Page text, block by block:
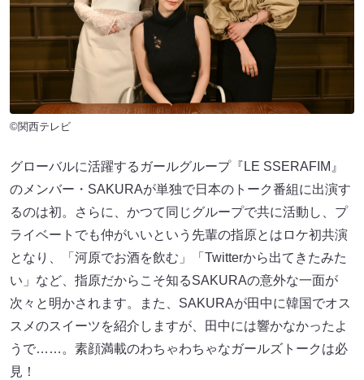
©関西テレビ
グローバルに活躍するガールグループ『LE SSERAFIM』
のメンバー・SAKURAが単独で日本のトーク番組に出演す
るのは初。さらに、かつて同じグループで共に活動し、プ
ライベートでも仲がいいという先輩の指原とはロケ初共演
となり、「河原でお酒を飲む」「Twitterから出てきたみた
い」など、指原だからこそ知るSAKURAの意外な一面が
次々と明かされます。また、SAKURAが田中に韓国でオス
スメのスイーツを紹介しますが、田中には響かなかったよ
うで……。素顔満載のわちゃわちゃなガールズトークは必
見！